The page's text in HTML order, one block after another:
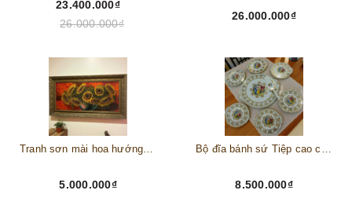
23.400.000₫
26.000.000₫
26.000.000₫
Tranh sơn mài hoa hướng dương châu Âu
5.000.000₫
Bộ đĩa bánh sứ Tiệp cao cấp – Biểu tượng tinh tế cho bàn tiệc thượng lưu
8.500.000₫